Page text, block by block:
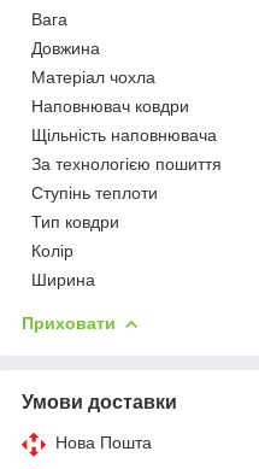
Вага
Довжина
Матеріал чохла
Наповнювач ковдри
Щільність наповнювача
За технологією пошиття
Ступінь теплоти
Тип ковдри
Колір
Ширина
Приховати
Умови доставки
Нова Пошта